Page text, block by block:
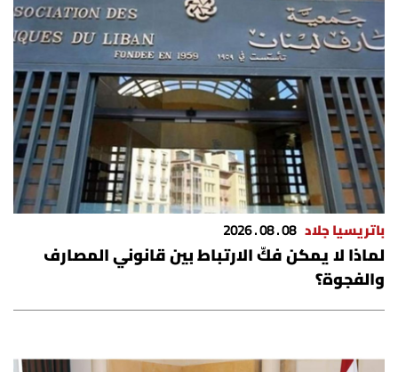
باتريسيا جلاد 08 . 08 . 2026
لماذا لا يمكن فكّ الارتباط بين قانوني المصارف
والفجوة؟